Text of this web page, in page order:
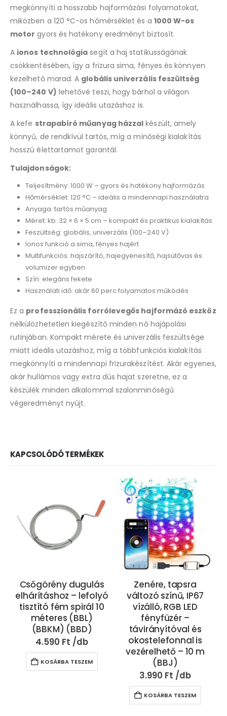
megkönnyíti a hosszabb hajformázási folyamatokat,
miközben a 120 °C-os hőmérséklet és a 1000 W-os
motor gyors és hatékony eredményt biztosít.
A ionos technológia segít a haj statikusságának
csökkentésében, így a frizura sima, fényes és könnyen
kezelhető marad. A globális univerzális feszültség
(100–240 V) lehetővé teszi, hogy bárhol a világon
használhassa, így ideális utazáshoz is.
A kefe strapabíró műanyag házzal készült, amely
könnyű, de rendkívül tartós, míg a minőségi kialakítás
hosszú élettartamot garantál.
Tulajdonságok:
Teljesítmény: 1000 W – gyors és hatékony hajformázás
Hőmérséklet: 120 °C – ideális a mindennapi használatra
Anyaga: tartós műanyag
Méret: kb. 32 × 6 × 5 cm – kompakt és praktikus kialakítás
Feszültség: globális, univerzális (100–240 V)
Ionos funkció a sima, fényes hajért
Multifunkciós: hajszárító, hajegyenesítő, hajsütővas és
volumizer egyben
Szín: elegáns fekete
Használati idő: akár 60 perc folyamatos működés
Ez a professzionális forrólevegős hajformázó eszköz
nélkülözhetetlen kiegészítő minden nő hajápolási
rutinjában. Kompakt mérete és univerzális feszültsége
miatt ideális utazáshoz, míg a többfunkciós kialakítás
megkönnyíti a mindennapi frizurakészítést. Akár egyenes,
akár hullámos vagy extra dús hajat szeretne, ez a
készülék minden alkalommal szalonminőségű
végeredményt nyújt.
KAPCSOLÓDÓ TERMÉKEK
Csőgörény dugulás
elhárításhoz – lefolyó
tisztító fém spirál 10
méteres (BBL)
(BBKM) (BBD)
4.590 Ft
KOSÁRBA TESZEM
Zenére, tapsra
változó színű, IP67
vízálló, RGB LED
fényfüzér –
távirányítóval és
okostelefonnal is
vezérelhető – 10 m
(BBJ)
3.990 Ft
KOSÁRBA TESZEM